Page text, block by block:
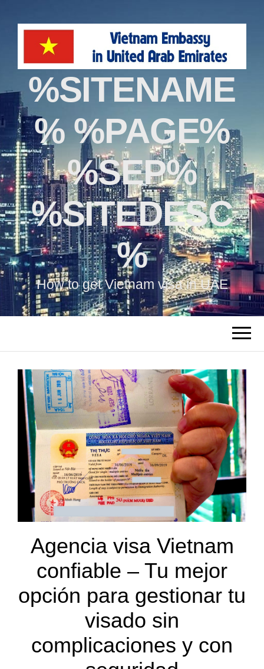
%SITENAME
% %PAGE%
%SEP%
%SITEDESC
%
How to get Vietnam visa in UAE
Agencia visa Vietnam
confiable – Tu mejor
opción para gestionar tu
visado sin
complicaciones y con